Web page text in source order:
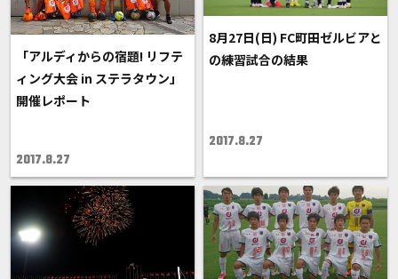
「アルディからの宿題! リフテ
ィング大会 in ステラタウン」
開催レポート
2017.8.27
8月27日(日) FC町田ゼルビアと
の練習試合の結果
2017.8.27